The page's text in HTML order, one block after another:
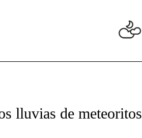
PAGES ON "NEWS".
lluvias de meteoritos